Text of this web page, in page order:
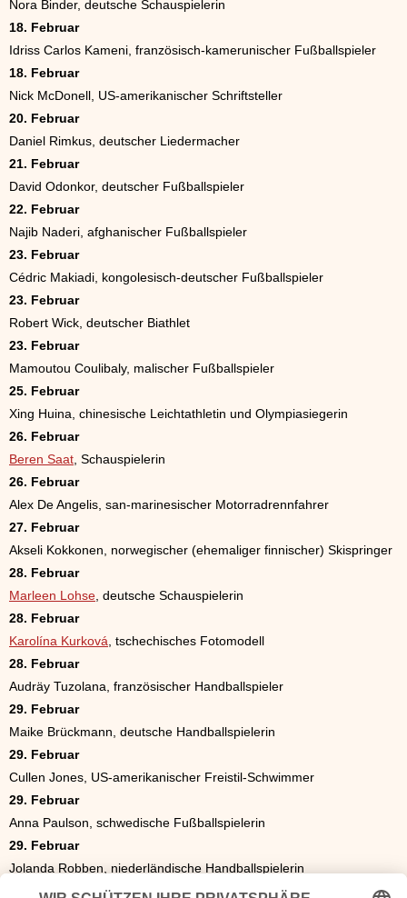
Nora Binder, deutsche Schauspielerin
18. Februar
Idriss Carlos Kameni, französisch-kamerunischer Fußballspieler
18. Februar
Nick McDonell, US-amerikanischer Schriftsteller
20. Februar
Daniel Rimkus, deutscher Liedermacher
21. Februar
David Odonkor, deutscher Fußballspieler
22. Februar
Najib Naderi, afghanischer Fußballspieler
23. Februar
Cédric Makiadi, kongolesisch-deutscher Fußballspieler
23. Februar
Robert Wick, deutscher Biathlet
23. Februar
Mamoutou Coulibaly, malischer Fußballspieler
25. Februar
Xing Huina, chinesische Leichtathletin und Olympiasiegerin
26. Februar
Beren Saat , Schauspielerin
26. Februar
Alex De Angelis, san-marinesischer Motorradrennfahrer
27. Februar
Akseli Kokkonen, norwegischer (ehemaliger finnischer) Skispringer
28. Februar
Marleen Lohse , deutsche Schauspielerin
28. Februar
Karolína Kurková , tschechisches Fotomodell
28. Februar
Audräy Tuzolana, französischer Handballspieler
29. Februar
Maike Brückmann, deutsche Handballspielerin
29. Februar
Cullen Jones, US-amerikanischer Freistil-Schwimmer
29. Februar
Anna Paulson, schwedische Fußballspielerin
29. Februar
Jolanda Robben, niederländische Handballspielerin
29. Februar